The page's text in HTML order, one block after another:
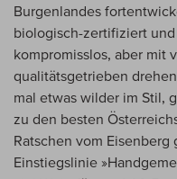
Burgenlandes
biologisch-zertifiziert
kompromisslos, aber mit
qualitätsgetrieben
mal etwas wilder im Stil,
zu den besten
Ratschen vom
Einstiegslinie